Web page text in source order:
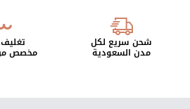
شحن سريع لكل
مدن السعودية مخصص